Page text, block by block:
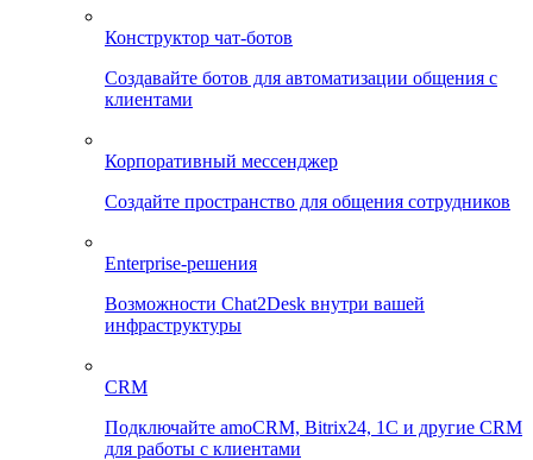
Конструктор чат-ботов
Создавайте ботов для автоматизации общения с
клиентами
Корпоративный мессенджер
Создайте пространство для общения сотрудников
Enterprise-решения
Возможности Chat2Desk внутри вашей
инфраструктуры
CRM
Подключайте amoCRM, Bitrix24, 1C и другие CRM
для работы с клиентами